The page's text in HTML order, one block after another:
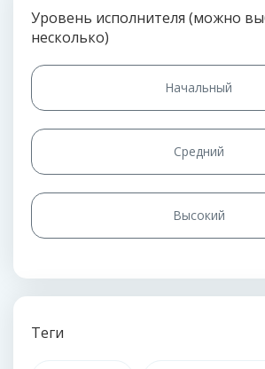
Уровень исполнителя (можно
несколько)
Начальный
Средний
Высокий
Теги